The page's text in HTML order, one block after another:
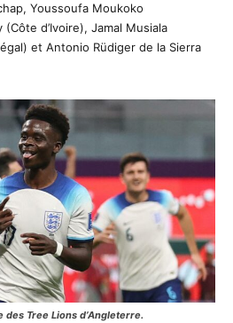
Youssoufa Moukoko
d’Ivoire), Jamal Musiala
et Antonio Rüdiger de la Sierra
des Tree Lions d’Angleterre.